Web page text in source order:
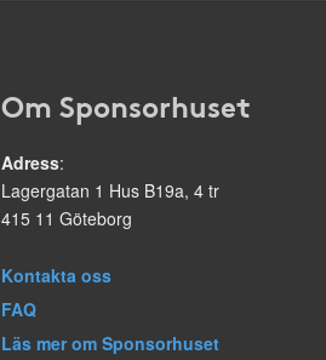
Om Sponsorhuset
Adress:
Lagergatan 1 Hus B19a, 4 tr
415 11 Göteborg
Kontakta oss
FAQ
Läs mer om Sponsorhuset